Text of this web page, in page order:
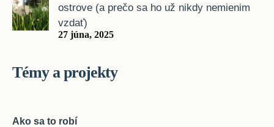
ostrove (a prečo sa ho už nikdy nemienim
vzdať)
27 júna, 2025
Témy a projekty
Ako sa to robí